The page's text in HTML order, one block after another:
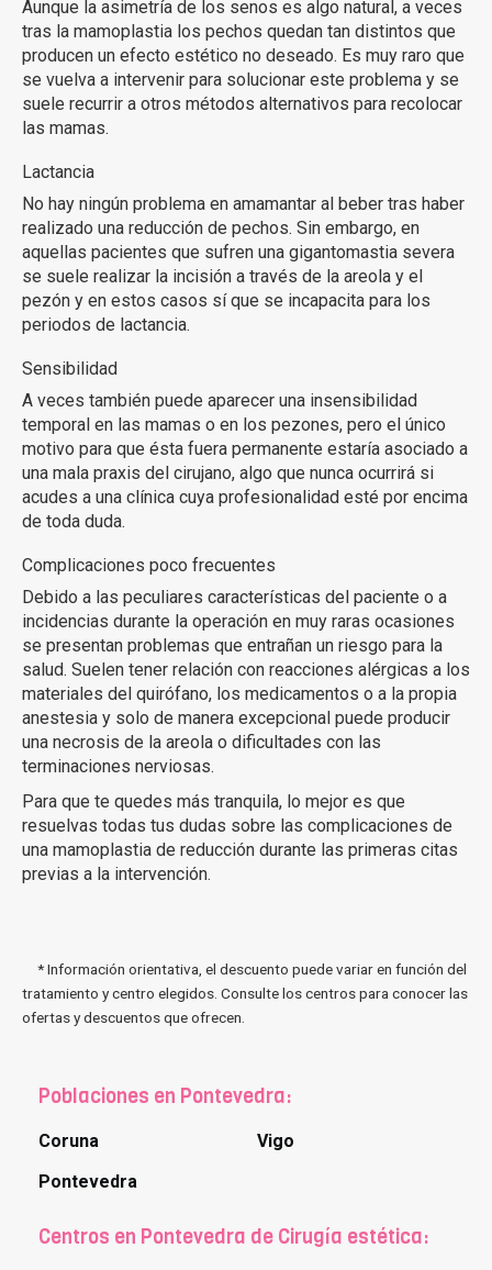
Aunque la asimetría de los senos es algo natural, a veces
tras la mamoplastia los pechos quedan tan distintos que
producen un efecto estético no deseado. Es muy raro que
se vuelva a intervenir para solucionar este problema y se
suele recurrir a otros métodos alternativos para recolocar
las mamas.
Lactancia
No hay ningún problema en amamantar al beber tras haber
realizado una reducción de pechos. Sin embargo, en
aquellas pacientes que sufren una gigantomastia severa
se suele realizar la incisión a través de la areola y el
pezón y en estos casos sí que se incapacita para los
periodos de lactancia.
Sensibilidad
A veces también puede aparecer una insensibilidad
temporal en las mamas o en los pezones, pero el único
motivo para que ésta fuera permanente estaría asociado a
una mala praxis del cirujano, algo que nunca ocurrirá si
acudes a una clínica cuya profesionalidad esté por encima
de toda duda.
Complicaciones poco frecuentes
Debido a las peculiares características del paciente o a
incidencias durante la operación en muy raras ocasiones
se presentan problemas que entrañan un riesgo para la
salud. Suelen tener relación con reacciones alérgicas a los
materiales del quirófano, los medicamentos o a la propia
anestesia y solo de manera excepcional puede producir
una necrosis de la areola o dificultades con las
terminaciones nerviosas.
Para que te quedes más tranquila, lo mejor es que
resuelvas todas tus dudas sobre las complicaciones de
una mamoplastia de reducción durante las primeras citas
previas a la intervención.
* Información orientativa, el descuento puede variar en función del
tratamiento y centro elegidos. Consulte los centros para conocer las
ofertas y descuentos que ofrecen.
Poblaciones en Pontevedra:
Coruna
Pontevedra
Vigo
Centros en Pontevedra de Cirugía estética: